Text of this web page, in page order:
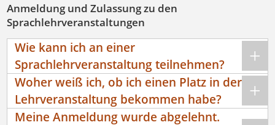
Anmeldung und Zulassung zu den
Sprachlehrveranstaltungen
Wie kann ich an einer
Sprachlehrveranstaltung teilnehmen?
Woher weiß ich, ob ich einen Platz in der
Lehrveranstaltung bekommen habe?
Meine Anmeldung wurde abgelehnt.